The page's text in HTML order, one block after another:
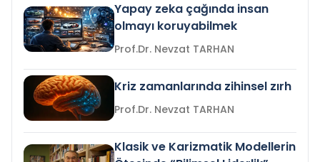
Yapay zeka çağında insan
olmayı koruyabilmek
Prof.Dr. Nevzat TARHAN
Kriz zamanlarında zihinsel zırh
Prof.Dr. Nevzat TARHAN
Klasik ve Karizmatik Modellerin